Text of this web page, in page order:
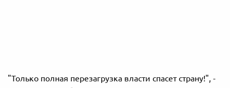
"Только полная перезагрузка власти спасет страну!", -